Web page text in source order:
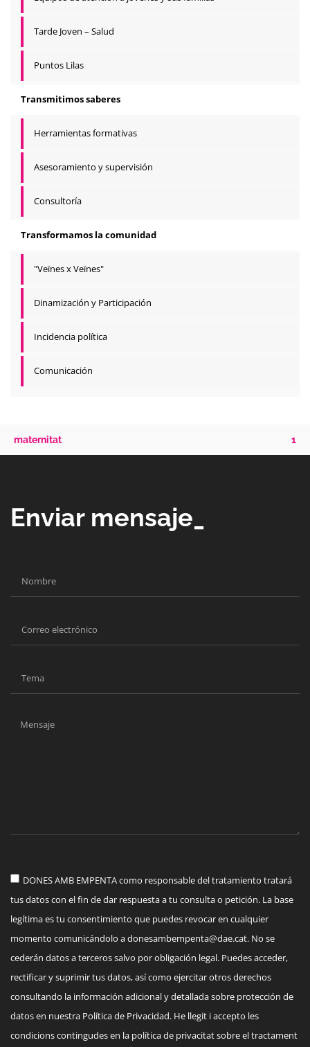
Tarde Joven – Salud
Puntos Lilas
Transmitimos saberes
Herramientas formativas
Asesoramiento y supervisión
Consultoría
Transformamos la comunidad
"Veïnes x Veïnes"
Dinamización y Participación
Incidencia política
Comunicación
maternitat 1
Enviar mensaje_
DONES AMB EMPENTA como responsable del tratamiento tratará
tus datos con el fin de dar respuesta a tu consulta o petición. La base
legítima es tu consentimiento que puedes revocar en cualquier
momento comunicándolo adonesambempenta@dae.cat. No se
cederán datos a terceros salvo por obligación legal. Puedes acceder,
rectificar y suprimir tus datos, así como ejercitar otros derechos
consultando la información adicional y detallada sobre protección de
datos en nuestra Política de Privacidad. He llegit i accepto les
condicions contingudes en la política de privacitat sobre el tractament